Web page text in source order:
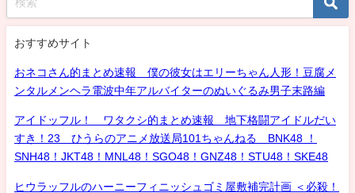
おすすめサイト
おネコさん的まとめ速報 僕の彼女はエリーちゃん人形！豆腐メ
ンタルメンヘラ電波中年アルバイターのぬいぐるみ男子末路編
アイドッフル！ ワタクシ的まとめ速報 地下格闘アイドルだい
すき！23 ひうらのアニメ放送局101ちゃんねる BNK48 ！
SNH48！JKT48！MNL48！SGO48！GNZ48！STU48！SKE48
ヒウラッフルのハーニーフィニッシュゴミ屋敷補完計画 ＜必殺！